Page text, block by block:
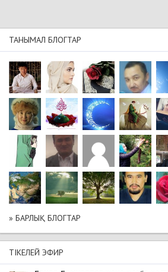
ТАНЫМАЛ БЛОГТАР
» БАРЛЫҚ БЛОГТАР
ТІКЕЛЕЙ ЭФИР